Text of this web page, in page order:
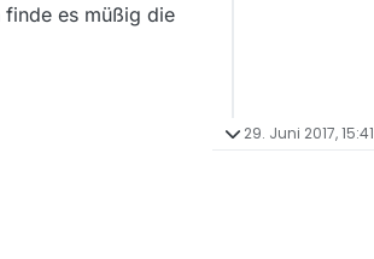
finde es müßig die
29. Juni 2017, 15:41